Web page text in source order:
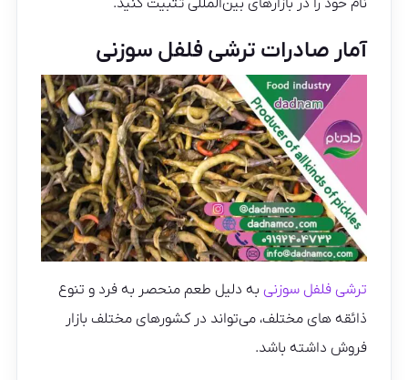
نام خود را در بازارهای بین‌المللی تثبیت کنید.
آمار صادرات ترشی فلفل سوزنی
ترشی فلفل سوزنی به دلیل طعم منحصر به فرد و تنوع
ذائقه‌ های مختلف، می‌تواند در کشورهای مختلف بازار
فروش داشته باشد.